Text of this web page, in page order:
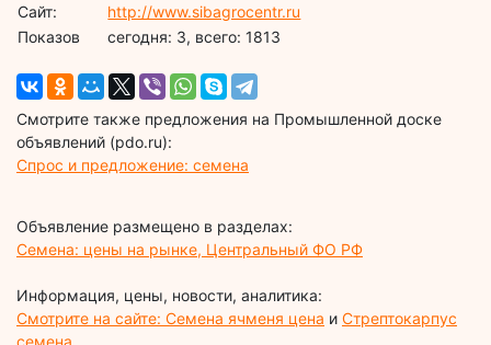
Сайт:
http://www.sibagrocentr.ru
Показов
cегодня: 3, всего: 1813
Смотрите также предложения на Промышленной доске
объявлений (pdo.ru):
Спрос и предложение: семена
Объявление размещено в разделах:
Семена: цены на рынке, Центральный ФО РФ
Информация, цены, новости, аналитика:
Смотрите на сайте: Семена ячменя цена и Стрептокарпус
семена